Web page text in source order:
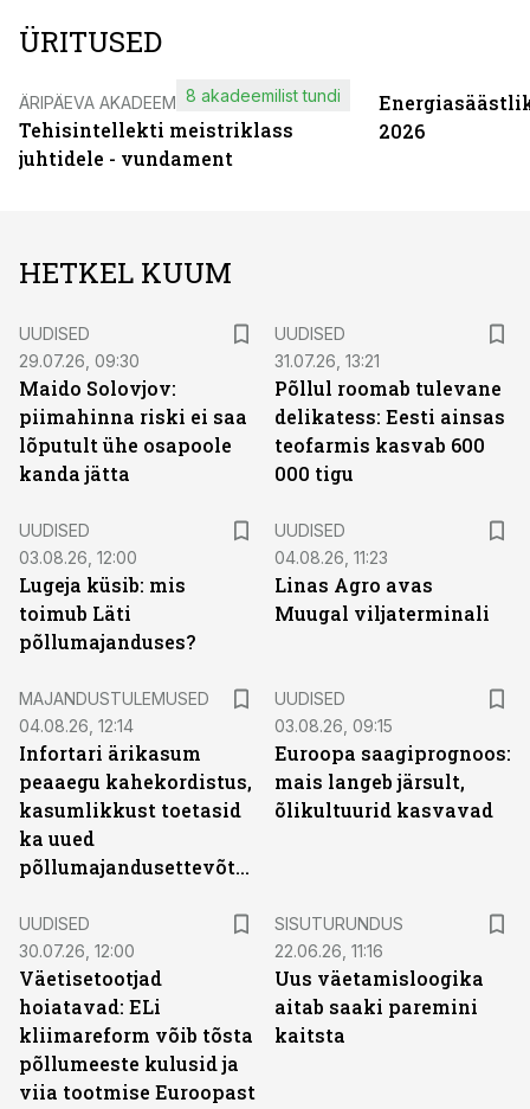
ÜRITUSED
ÄRIPÄEVA AKADEEMIA
Tehisintellekti meistriklass
juhtidele - vundament
8 akadeemilist tundi
2026
HETKEL KUUM
UUDISED
29.07.26, 09:30
Maido Solovjov:
piimahinna riski ei saa
lõputult ühe osapoole
kanda jätta
UUDISED
31.07.26, 13:21
Põllul roomab tulevane
delikatess: Eesti ainsas
teofarmis kasvab 600
000 tigu
UUDISED
03.08.26, 12:00
Lugeja küsib: mis
toimub Läti
põllumajanduses?
UUDISED
04.08.26, 11:23
Linas Agro avas
Muugal viljaterminali
MAJANDUSTULEMUSED
04.08.26, 12:14
Infortari ärikasum
peaaegu kahekordistus,
kasumlikkust toetasid
ka uued
põllumajandusettevõtted
UUDISED
03.08.26, 09:15
Euroopa saagiprognoos:
mais langeb järsult,
õlikultuurid kasvavad
UUDISED
30.07.26, 12:00
Väetisetootjad
hoiatavad: ELi
kliimareform võib tõsta
põllumeeste kulusid ja
viia tootmise Euroopast
SISUTURUNDUS
22.06.26, 11:16
Uus väetamisloogika
aitab saaki paremini
kaitsta